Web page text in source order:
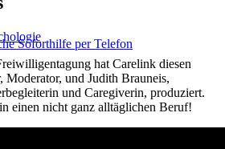
Soforthilfe per Telefon
hat Carelink diesen
Moderator, und Judith Brauneis,
und Caregiverin, produziert.
einen nicht ganz alltäglichen Beruf!